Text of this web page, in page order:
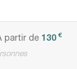
partir de 130 €